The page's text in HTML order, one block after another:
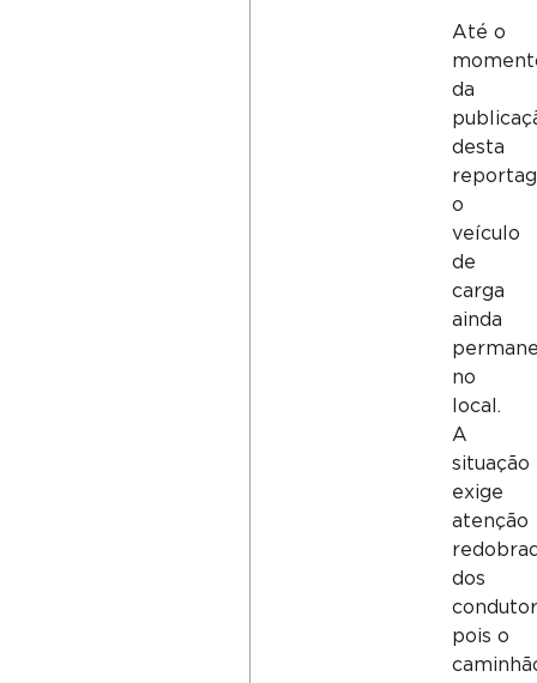
Até o
da
desta
o
veículo
de
carga
ainda
no
local.
A
situação
exige
atenção
dos
pois o